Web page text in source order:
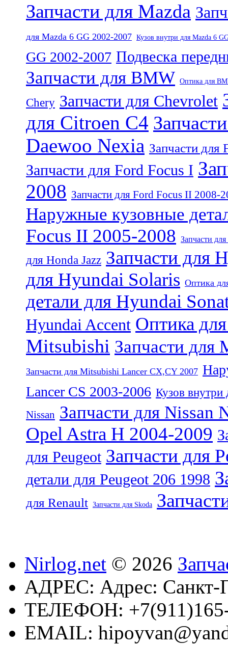
Запчасти для Mazda
для Mazda 6 GG 2002-2007 Кузов внутри для Mazda 6
GG 2002-2007 Подвеска
Запчасти для BMW Оптика для
Chery Запчасти для Chevrolet
для Citroen C4
Daewoo Nexia Запчасти для
Запчасти для Ford Focus I
2008 Запчасти для Ford Focus II 2008-
Наружные кузовные
Focus II 2005-2008 Запчасти
для Honda Jazz Запчасти для
для Hyundai Solaris Оптика
детали для Hyundai
Hyundai Accent Оптика
Mitsubishi Запчасти для
Запчасти для Mitsubishi Lancer CX,CY 2007
Lancer CS 2003-2006 Кузов
Nissan Запчасти для Nissan
Opel Astra H 2004-2009
для Peugeot Запчасти для
детали для Peugeot 206 1998
для Renault Запчасти для Skoda
Nirlog.net © 2026
АДРЕС: Адрес: Санкт-
ТЕЛЕФОН:
EMAIL: